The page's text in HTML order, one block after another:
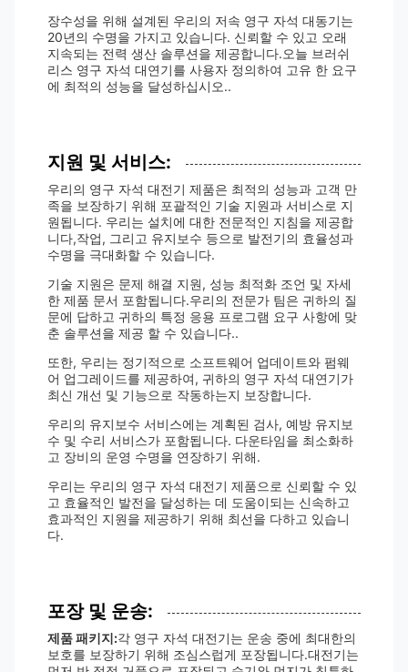
장수성을 위해 설계된 우리의 저속 영구 자석 대동기는
20년의 수명을 가지고 있습니다. 신뢰할 수 있고 오래
지속되는 전력 생산 솔루션을 제공합니다.오늘 브러쉬
리스 영구 자석 대연기를 사용자 정의하여 고유 한 요구
에 최적의 성능을 달성하십시오..
지원 및 서비스:
우리의 영구 자석 대전기 제품은 최적의 성능과 고객 만
족을 보장하기 위해 포괄적인 기술 지원과 서비스로 지
원됩니다. 우리는 설치에 대한 전문적인 지침을 제공합
니다,작업, 그리고 유지보수 등으로 발전기의 효율성과
수명을 극대화할 수 있습니다.
기술 지원은 문제 해결 지원, 성능 최적화 조언 및 자세
한 제품 문서 포함됩니다.우리의 전문가 팀은 귀하의 질
문에 답하고 귀하의 특정 응용 프로그램 요구 사항에 맞
춘 솔루션을 제공 할 수 있습니다..
또한, 우리는 정기적으로 소프트웨어 업데이트와 펌웨
어 업그레이드를 제공하여, 귀하의 영구 자석 대연기가
최신 개선 및 기능으로 작동하는지 보장합니다.
우리의 유지보수 서비스에는 계획된 검사, 예방 유지보
수 및 수리 서비스가 포함됩니다. 다운타임을 최소화하
고 장비의 운영 수명을 연장하기 위해.
우리는 우리의 영구 자석 대전기 제품으로 신뢰할 수 있
고 효율적인 발전을 달성하는 데 도움이되는 신속하고
효과적인 지원을 제공하기 위해 최선을 다하고 있습니
다.
포장 및 운송:
제품 패키지:각 영구 자석 대전기는 운송 중에 최대한의
보호를 보장하기 위해 조심스럽게 포장됩니다.대전기는